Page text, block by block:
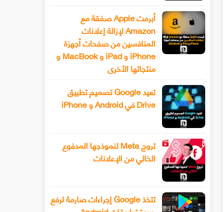
أبرمت Apple صفقة مع
Amazon لإزالة إعلانات
المنافسين من صفحات أجهزة
iPhone و iPad و MacBook و
منتجاتها الأخرى
تعيد Google تصميم تطبيق
Drive في Android و iPhone
تروج Meta لنموذجها المدفوع
الخالي من الإعلانات
تتخذ Google إجراءات صارمة لرفع